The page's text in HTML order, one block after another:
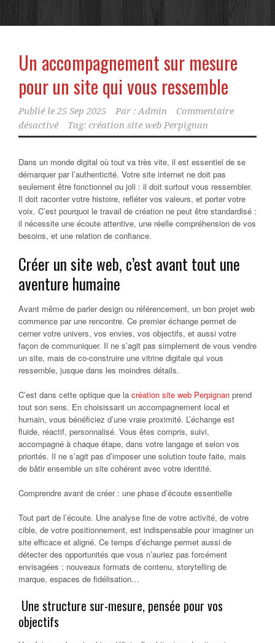
Un accompagnement sur mesure
pour un site qui vous ressemble
Publié le 25 Sep 2025 Par : Admin
Commentaire
désactivé
Tag: création site web Perpignan
Dans un monde digital où tout va très vite, il est essentiel de se
démarquer par l’authenticité. Votre site internet ne doit pas
seulement être fonctionnel ou joli : il doit surtout vous ressembler.
Il doit raconter votre histoire, refléter vos valeurs, et porter votre
voix. C’est pourquoi le travail de création ne peut être standardisé :
il nécessite une écoute attentive, une réelle compréhension de vos
besoins, et une relation de confiance.
Créer un site web, c’est avant tout une
aventure humaine
Avant même de parler design ou référencement, un bon projet web
commence par une rencontre. Ce premier échange permet de
cerner votre univers, vos envies, vos objectifs, et aussi votre
façon de communiquer. Il ne s’agit pas simplement de vous vendre
un site, mais de co-construire une vitrine digitale qui vous
ressemble, jusque dans les moindres détails.
C’est dans cette optique que la création site web Perpignan prend
tout son sens. En choisissant un accompagnement local et
humain, vous bénéficiez d’une vraie proximité. L’échange est
fluide, réactif, personnalisé. Vous êtes compris, suivi,
accompagné à chaque étape, dans votre langage et selon vos
priorités. Il ne s’agit pas d’imposer une solution toute faite, mais
de bâtir ensemble un site cohérent avec votre identité.
Comprendre avant de créer : une phase d’écoute essentielle
Tout part de l’écoute. Une analyse fine de votre activité, de votre
cible, de votre positionnement, est indispensable pour imaginer un
site efficace et aligné. Ce temps d’échange permet aussi de
détecter des opportunités que vous n’auriez pas forcément
envisagées : nouveaux formats de contenu, storytelling de
marque, espaces de fidélisation…
Une structure sur-mesure, pensée pour vos
objectifs